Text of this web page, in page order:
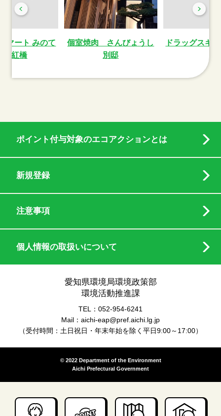
マート みのて
彩紅橋
個室焼肉 さんびょうし
別邸
ドラッグスギ
ポイント付与対象のエコアクションとは
新規登録
注意事項
個人情報の取扱いについて
愛知県環境局環境政策部
環境活動推進課
TEL：052-954-6241
Mail：aichi-eap@pref.aichi.lg.jp
（受付時間：土日祝日・年末年始を除く平日9:00～17:00）
© 2022 Department of the Environment
Aichi Prefectural Government